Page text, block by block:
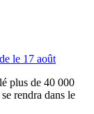
le 17 août
plus de 40 000
rendra dans le